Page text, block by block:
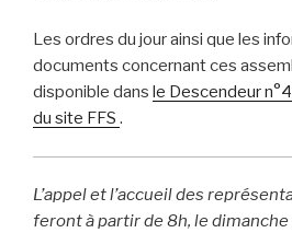
Les ordres du jour ainsi que les
documents concernant ces
disponible dans le Descendeur
du site FFS .
L’appel et l’accueil des
feront à partir de 8h, le dimanche